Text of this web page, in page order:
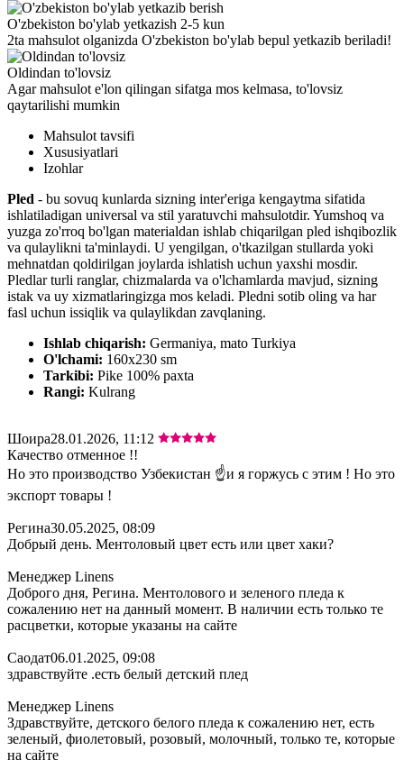
O'zbekiston bo'ylab yetkazish 2-5 kun
2ta mahsulot olganizda O'zbekiston bo'ylab bepul yetkazib beriladi!
Oldindan to'lovsiz
Agar mahsulot e'lon qilingan sifatga mos kelmasa, to'lovsiz
qaytarilishi mumkin
Mahsulot tavsifi
Xususiyatlari
Izohlar
Pled - bu sovuq kunlarda sizning inter'eriga kengaytma sifatida
ishlatiladigan universal va stil yaratuvchi mahsulotdir. Yumshoq va
yuzga zo'rroq bo'lgan materialdan ishlab chiqarilgan pled ishqibozlik
va qulaylikni ta'minlaydi. U yengilgan, o'tkazilgan stullarda yoki
mehnatdan qoldirilgan joylarda ishlatish uchun yaxshi mosdir.
Pledlar turli ranglar, chizmalarda va o'lchamlarda mavjud, sizning
istak va uy xizmatlaringizga mos keladi. Pledni sotib oling va har
fasl uchun issiqlik va qulaylikdan zavqlaning.
Ishlab chiqarish: Germaniya, mato Turkiya
O'lchami: 160х230 sm
Tarkibi: Pike 100% paxta
Rangi: Kulrang
Шоира28.01.2026, 11:12
Качество отменное !!
Но это производство Узбекистан ☝️и я горжусь с этим ! Но это
экспорт товары !
Регина30.05.2025, 08:09
Добрый день. Ментоловый цвет есть или цвет хаки?
Менеджер Linens
Доброго дня, Регина. Ментолового и зеленого пледа к
сожалению нет на данный момент. В наличии есть только те
расцветки, которые указаны на сайте
Саодат06.01.2025, 09:08
здравствуйте .есть белый детский плед
Менеджер Linens
Здравствуйте, детского белого пледа к сожалению нет, есть
зеленый, фиолетовый, розовый, молочный, только те, которые
на сайте